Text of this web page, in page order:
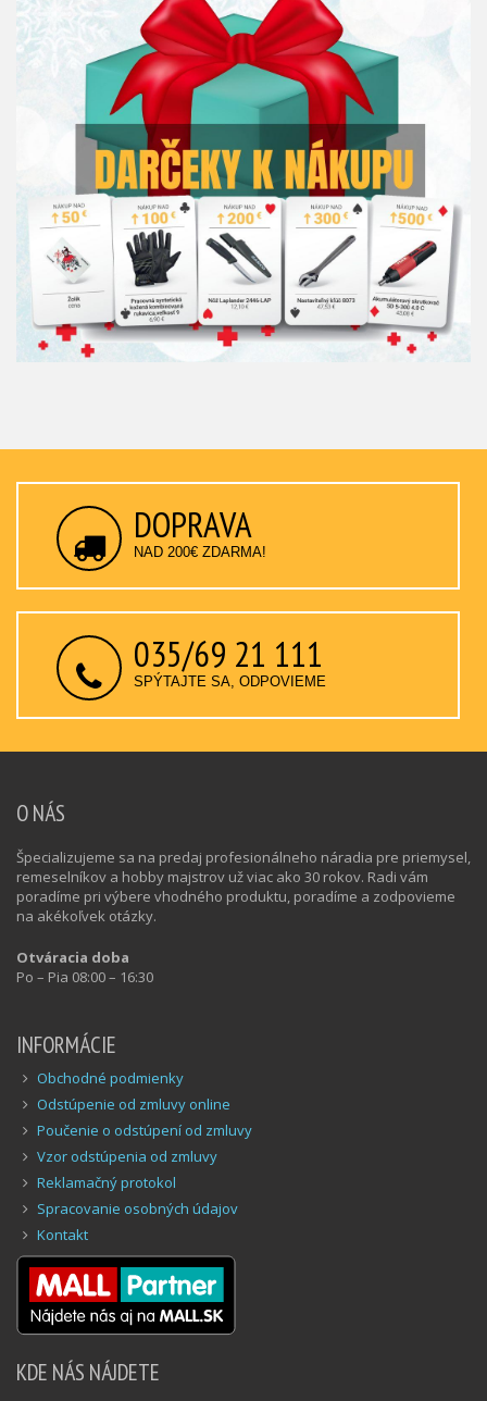
DOPRAVA
NAD 200€ ZDARMA!
035/69 21 111
SPÝTAJTE SA, ODPOVIEME
O NÁS
Špecializujeme sa na predaj profesionálneho náradia pre priemysel,
remeselníkov a hobby majstrov už viac ako 30 rokov. Radi vám
poradíme pri výbere vhodného produktu, poradíme a zodpovieme
na akékoľvek otázky.
Otváracia doba
Po – Pia 08:00 – 16:30
INFORMÁCIE
Obchodné podmienky
Odstúpenie od zmluvy online
Poučenie o odstúpení od zmluvy
Vzor odstúpenia od zmluvy
Reklamačný protokol
Spracovanie osobných údajov
Kontakt
KDE NÁS NÁJDETE